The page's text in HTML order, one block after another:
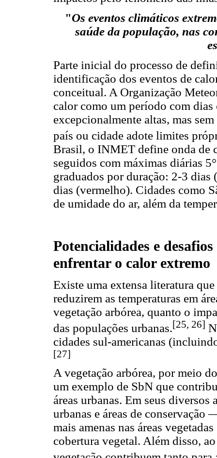
"Os eventos climáticos
saúde da população, nas
Parte inicial do processo de
identificação dos eventos de
conceitual. A Organização
calor como um período com dias
excepcionalmente altas, mas
país ou cidade adote limites
Brasil, o INMET define onda de
seguidos com máximas diárias
graduados por duração: 2-3 dias
dias (vermelho). Cidades como
de umidade do ar, além da
Potencialidades e
enfrentar o calor extremo
Existe uma extensa literatura
reduzirem as temperaturas em
vegetação arbórea, quanto o
das populações urbanas.[25, 26]
cidades sul-americanas
[27]
A vegetação arbórea, por meio
um exemplo de SbN que
áreas urbanas. Em seus
urbanas e áreas de conservação
mais amenas nas áreas
cobertura vegetal. Além disso,